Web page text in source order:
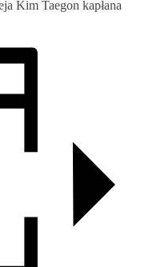
Kim Taegon kapłana